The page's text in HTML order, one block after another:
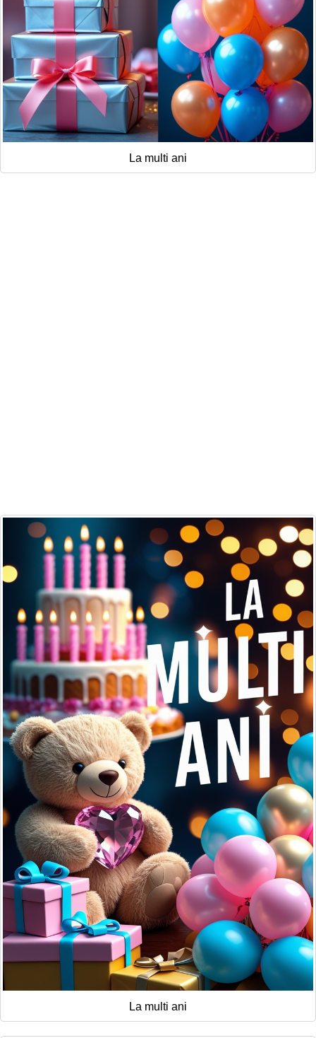
La multi ani
La multi ani